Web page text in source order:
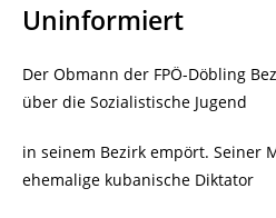
Uninformiert
Der Obmann der FPÖ-Döbling
über die Sozialistische Jugend
in seinem Bezirk empört. Seiner
ehemalige kubanische Diktator